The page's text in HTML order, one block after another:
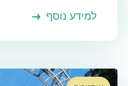
למידע נוסף